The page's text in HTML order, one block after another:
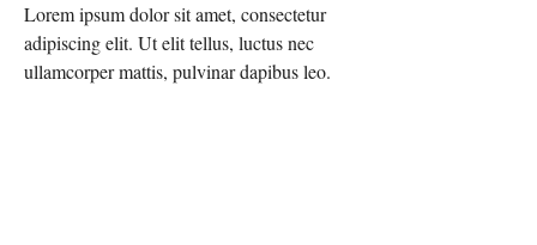
Lorem ipsum dolor sit amet, consectetur
adipiscing elit. Ut elit tellus, luctus nec
ullamcorper mattis, pulvinar dapibus leo.